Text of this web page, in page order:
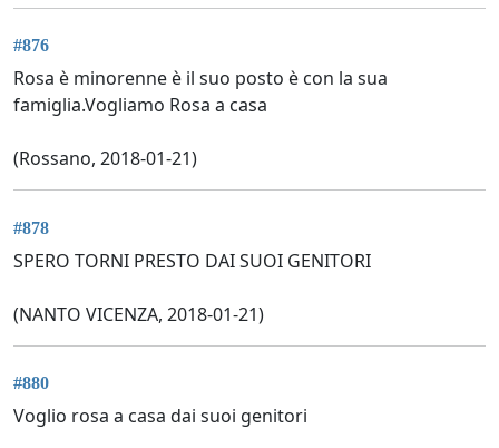
#876
Rosa è minorenne è il suo posto è con la sua
famiglia.Vogliamo Rosa a casa
(Rossano, 2018-01-21)
#878
SPERO TORNI PRESTO DAI SUOI GENITORI
(NANTO VICENZA, 2018-01-21)
#880
Voglio rosa a casa dai suoi genitori